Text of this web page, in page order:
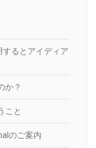
るとアイディア
か？
こと
のご案内